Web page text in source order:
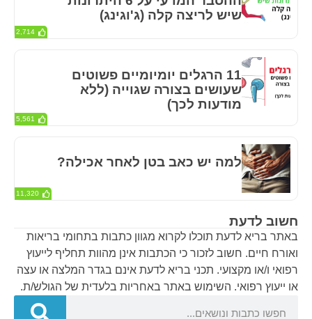
חשוב לדעת
באתר בריא לדעת תוכלו לקרוא מגוון כתבות בתחומי בריאות
ואורח חיים. חשוב לזכור כי הכתבות אינן מהוות תחליף לייעוץ
רפואי ו/או מקצועי. תכני בריא לדעת אינם בגדר המלצה או עצה
או ייעוץ רפואי. השימוש באתר באחריות בלעדית של הגולש/ת.
שיש לריצה קלה (ג'וגינג)
2,714
11 הרגלים יומיומיים פשוטים
שעושים בצורה שגוייה (ללא
מודעות לכך)
5,561
למה יש כאב בטן לאחר אכילה?
11,320